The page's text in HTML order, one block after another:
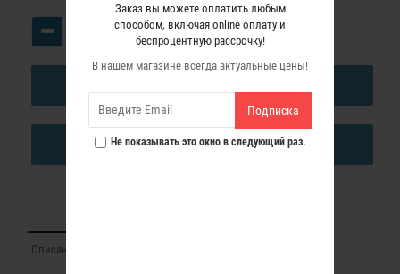
Заказ вы можете оплатить любым
способом, включая online оплату и
беспроцентную рассрочку!
В нашем магазине всегда актуальные цены!
Подписка
Не показывать это окно в следующий раз.
КУПИТЬ В ОДИН КЛИК
Описание